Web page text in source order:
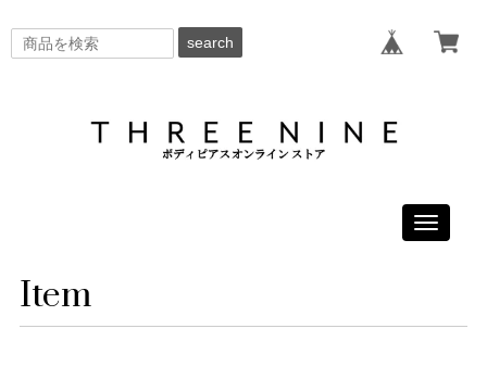
search
Toggle
Item